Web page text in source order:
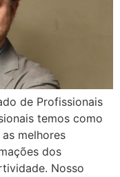
de Profissionais
temos como
melhores
dos
Nosso